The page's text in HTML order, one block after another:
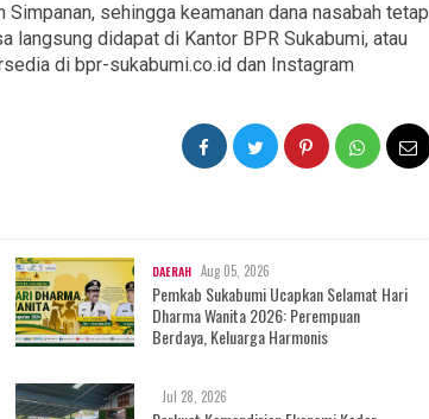
sehingga keamanan dana nasabah tetap
langsung didapat di Kantor BPR Sukabumi, atau
di bpr-sukabumi.co.id dan Instagram
DAERAH Aug 05, 2026
Pemkab Sukabumi Ucapkan Selamat Hari
Dharma Wanita 2026: Perempuan
Berdaya, Keluarga Harmonis
Jul 28, 2026